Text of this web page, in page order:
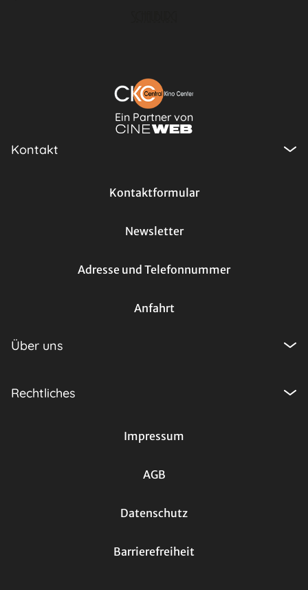
Ein Partner von
Kontakt
Kontaktformular
Newsletter
Adresse und Telefonnummer
Anfahrt
Über uns
Rechtliches
Impressum
AGB
Datenschutz
Barrierefreiheit